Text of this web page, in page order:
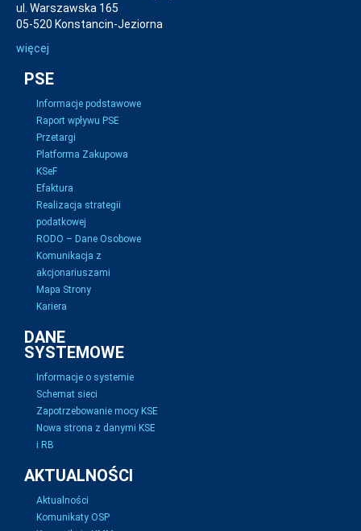
ul. Warszawska 165
05-520 Konstancin-Jeziorna
więcej
PSE
Informacje podstawowe
Raport wpływu PSE
Przetargi
Platforma Zakupowa
KSeF
Efaktura
Realizacja strategii
podatkowej
RODO – Dane Osobowe
Komunikacja z
akcjonariuszami
Mapa Strony
Kariera
DANE
SYSTEMOWE
Informacje o systemie
Schemat sieci
Zapotrzebowanie mocy KSE
Nowa strona z danymi KSE
i RB
AKTUALNOŚCI
Aktualności
Komunikaty OSP